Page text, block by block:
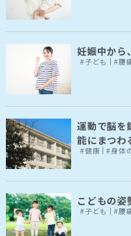
妊娠中から
#子ども #腰
運動で脳
能にまつわ
#健康 #身体
こどもの姿
#子ども #腰